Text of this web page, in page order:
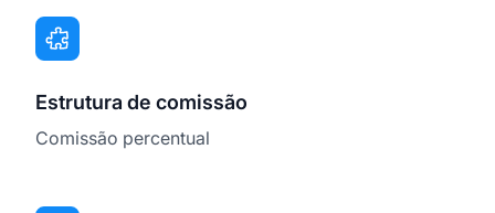
Estrutura de comissão
Comissão percentual